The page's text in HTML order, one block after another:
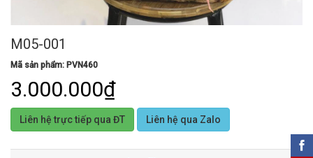
M05-001
Mã sản phẩm: PVN460
3.000.000₫
Liên hệ trực tiếp qua ĐT Liên hệ qua Zalo